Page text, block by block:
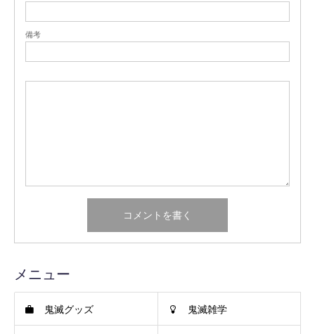
備考
メニュー
鬼滅グッズ 鬼滅雑学